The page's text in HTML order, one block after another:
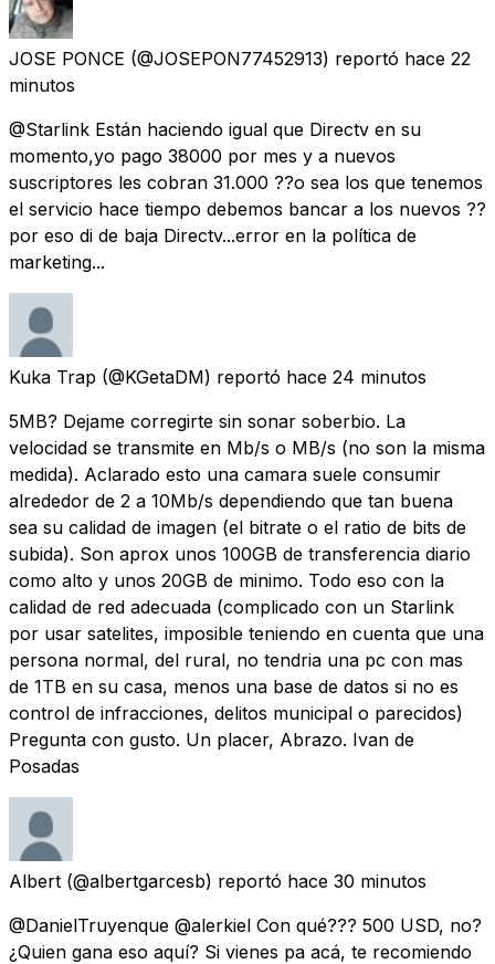
JOSE PONCE (@JOSEPON77452913) reportó hace 22
minutos
@Starlink Están haciendo igual que Directv en su
momento,yo pago 38000 por mes y a nuevos
suscriptores les cobran 31.000 ??o sea los que tenemos
el servicio hace tiempo debemos bancar a los nuevos ??
por eso di de baja Directv...error en la política de
marketing...
Kuka Trap (@KGetaDM) reportó hace 24 minutos
5MB? Dejame corregirte sin sonar soberbio. La
velocidad se transmite en Mb/s o MB/s (no son la misma
medida). Aclarado esto una camara suele consumir
alrededor de 2 a 10Mb/s dependiendo que tan buena
sea su calidad de imagen (el bitrate o el ratio de bits de
subida). Son aprox unos 100GB de transferencia diario
como alto y unos 20GB de minimo. Todo eso con la
calidad de red adecuada (complicado con un Starlink
por usar satelites, imposible teniendo en cuenta que una
persona normal, del rural, no tendria una pc con mas
de 1TB en su casa, menos una base de datos si no es
control de infracciones, delitos municipal o parecidos)
Pregunta con gusto. Un placer, Abrazo. Ivan de
Posadas
Albert (@albertgarcesb) reportó hace 30 minutos
@DanielTruyenque @alerkiel Con qué??? 500 USD, no?
¿Quien gana eso aquí? Si vienes pa acá, te recomiendo